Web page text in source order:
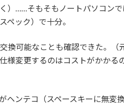
）……そもそもノートパソコン
ペック）で十分。
換可能なことも確認できた。
様変更するのはコストがかかる
ヘンテコ（スペースキーに無変